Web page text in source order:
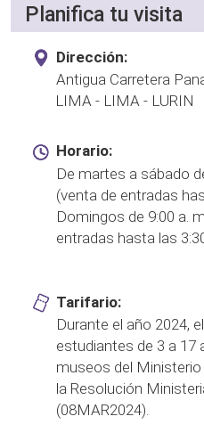
Planifica tu visita
Dirección:
Antigua Carretera
LIMA - LIMA - LURIN
Horario:
De martes a sábado
(venta de entradas
Domingos de 9:00 a.
entradas hasta las
Tarifario:
Durante el año 2024,
estudiantes de 3 a 17
museos del Ministerio
la Resolución
(08MAR2024).